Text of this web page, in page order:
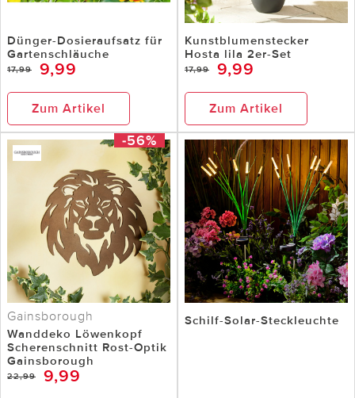
Dünger-Dosieraufsatz für
Gartenschläuche
17,99 9,99
Zum Artikel
Kunstblumenstecker
Hosta lila 2er-Set
17,99 9,99
Zum Artikel
-56%
Gainsborough
Wanddeko Löwenkopf
Scherenschnitt Rost-Optik
Gainsborough
22,99 9,99
Schilf-Solar-Steckleuchte